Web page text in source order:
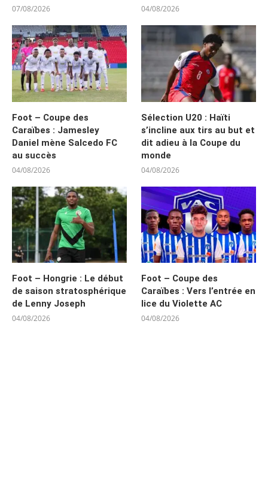
07/08/2026 04/08/2026
Foot – Coupe des
Caraïbes : Jamesley
Daniel mène Salcedo FC
au succès
04/08/2026
Sélection U20 : Haïti
s’incline aux tirs au but et
dit adieu à la Coupe du
monde
04/08/2026
Foot – Hongrie : Le début
de saison stratosphérique
de Lenny Joseph
04/08/2026
Foot – Coupe des
Caraïbes : Vers l’entrée en
lice du Violette AC
04/08/2026